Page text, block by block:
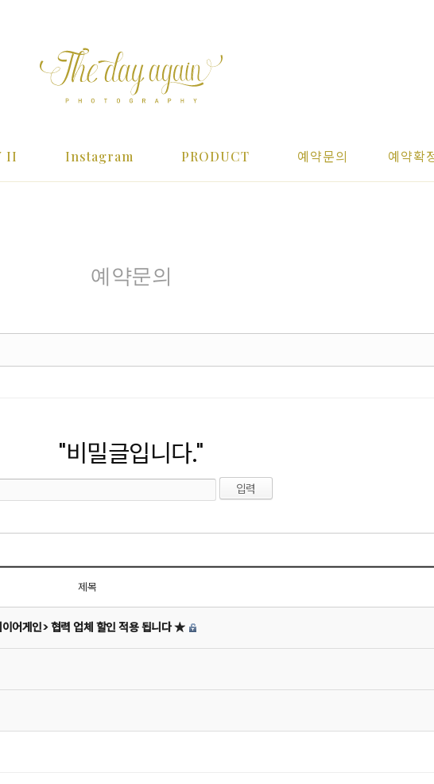
II Instagram PRODUCT 예약문의 예약확
예약문의
"비밀글입니다."
제목
어게인> 협력 업체 할인 적용 됩니다 ★